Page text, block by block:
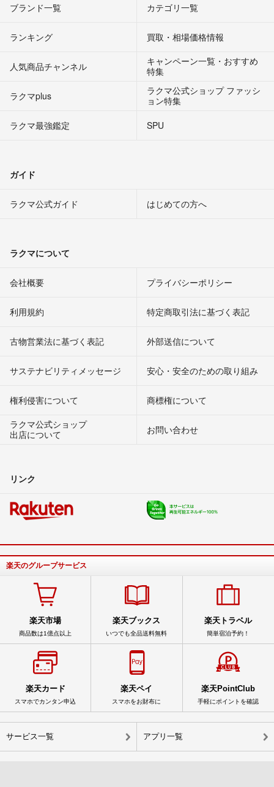
ブランド一覧 カテゴリ一覧
ランキング 買取・相場価格情報
人気商品チャンネル
キャンペーン一覧・おすすめ
特集
ラクマplus
ラクマ公式ショップ ファッシ
ョン特集
ラクマ最強鑑定
SPU
ガイド
ラクマ公式ガイド はじめての方へ
ラクマについて
会社概要 プライバシーポリシー
利用規約 特定商取引法に基づく表記
古物営業法に基づく表記 外部送信について
サステナビリティメッセージ 安心・安全のための取り組み
権利侵害について
商標権について
ラクマ公式ショップ
出店について
お問い合わせ
リンク
楽天のグループサービス
楽天市場
商品数は1億点以上
楽天ブックス
いつでも全品送料無料
楽天トラベル
簡単宿泊予約！
楽天カード
スマホでカンタン申込
楽天ペイ
スマホをお財布に
楽天PointClub
手軽にポイントを確認
サービス一覧 アプリ一覧